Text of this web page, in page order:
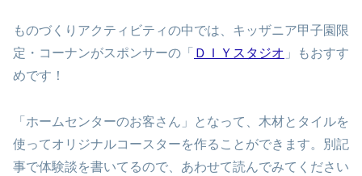
ものづくりアクティビティの中では、キッザニア甲子園限
定・コーナンがスポンサーの「 ＤＩＹスタジオ 」もおすす
めです！
「ホームセンターのお客さん」となって、木材とタイルを
使ってオリジナルコースターを作ることができます。別記
事で体験談を書いてるので、あわせて読んでみてください